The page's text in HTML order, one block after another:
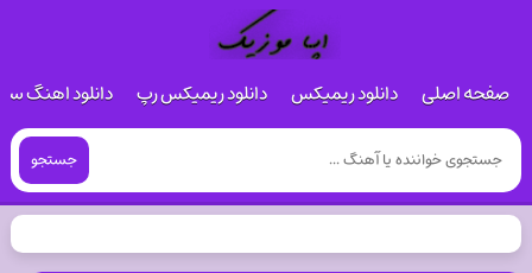
صفحه اصلی دانلود ریمیکس دانلود ریمیکس رپ دانلود اهنگ
جستجو